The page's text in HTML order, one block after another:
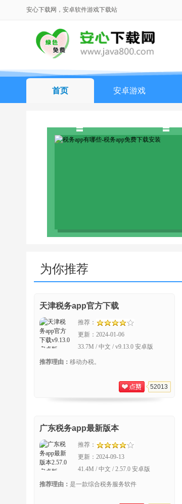
安心下载网，安卓软件游戏下载站
首页 安卓游戏
为你推荐
天津税务app官方下载
推荐：
更新： 2024-01-06
33.7M / 中文 / v9.13.0 安卓版
推荐理由： 移动办税。
52013
广东税务app最新版本
推荐：
更新： 2024-09-13
41.4M / 中文 / 2.57.0 安卓版
推荐理由： 是一款综合税务服务软件